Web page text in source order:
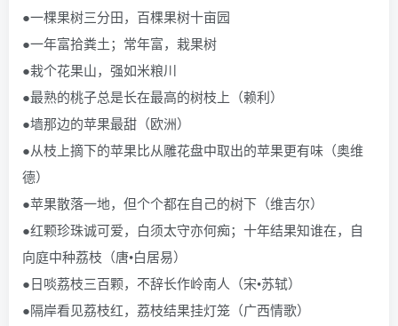
●一棵果树三分田，百棵果树十亩园
●一年富拾粪土；常年富，栽果树
●栽个花果山，强如米粮川
●最熟的桃子总是长在最高的树枝上（赖利）
●墙那边的苹果最甜（欧洲）
●从枝上摘下的苹果比从雕花盘中取出的苹果更有味（奥维
德）
●苹果散落一地，但个个都在自己的树下（维吉尔）
●红颗珍珠诚可爱，白须太守亦何痴；十年结果知谁在，自
向庭中种荔枝（唐•白居易）
●日啖荔枝三百颗，不辞长作岭南人（宋•苏轼）
●隔岸看见荔枝红，荔枝结果挂灯笼（广西情歌）